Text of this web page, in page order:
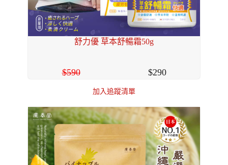
舒力優 草本舒暢霜50g
590 290
加入追蹤清單